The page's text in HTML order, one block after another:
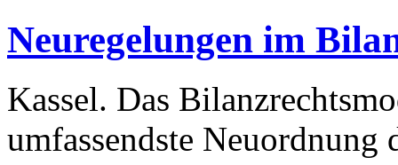
Neuregelungen im
Kassel. Das
umfassendste Neuordnung